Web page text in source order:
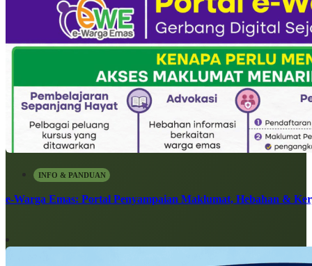
INFO & PANDUAN
e-Warga Emas: Portal Penyampaian Maklumat, Hebahan &